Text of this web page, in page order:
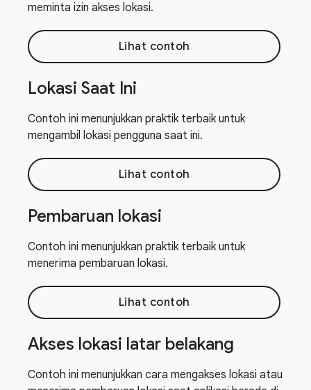
meminta izin akses lokasi.
Lihat contoh
Lokasi Saat Ini
Contoh ini menunjukkan praktik terbaik untuk
mengambil lokasi pengguna saat ini.
Lihat contoh
Pembaruan lokasi
Contoh ini menunjukkan praktik terbaik untuk
menerima pembaruan lokasi.
Lihat contoh
Akses lokasi latar belakang
Contoh ini menunjukkan cara mengakses lokasi atau